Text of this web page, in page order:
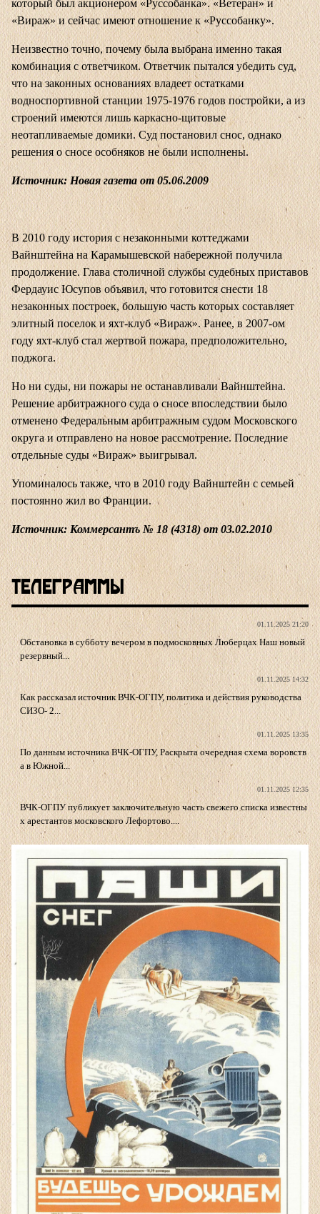
который был акционером «Руссобанка». «Ветеран» и
«Вираж» и сейчас имеют отношение к «Руссобанку».
Неизвестно точно, почему была выбрана именно такая
комбинация с ответчиком. Ответчик пытался убедить суд,
что на законных основаниях владеет остатками
водноспортивной станции 1975-1976 годов постройки, а из
строений имеются лишь каркасно-щитовые
неотапливаемые домики. Суд постановил снос, однако
решения о сносе особняков не были исполнены.
Источник: Новая газета от 05.06.2009
В 2010 году история с незаконными коттеджами
Вайнштейна на Карамышевской набережной получила
продолжение. Глава столичной службы судебных приставов
Фердауис Юсупов объявил, что готовится снести 18
незаконных построек, большую часть которых составляет
элитный поселок и яхт-клуб «Вираж». Ранее, в 2007-ом
году яхт-клуб стал жертвой пожара, предположительно,
поджога.
Но ни суды, ни пожары не останавливали Вайнштейна.
Решение арбитражного суда о сносе впоследствии было
отменено Федеральным арбитражным судом Московского
округа и отправлено на новое рассмотрение. Последние
отдельные суды «Вираж» выигрывал.
Упоминалось также, что в 2010 году Вайнштейн с семьей
постоянно жил во Франции.
Источник: Коммерсантъ № 18 (4318) от 03.02.2010
Телеграммы
01.11.2025 21:20
Обстановка в субботу вечером в подмосковных Люберцах Наш новый
резервный...
01.11.2025 14:32
Как рассказал источник ВЧК-ОГПУ, политика и действия руководства
СИЗО- 2...
01.11.2025 13:35
По данным источника ВЧК-ОГПУ, Раскрыта очередная схема воровств
а в Южной...
01.11.2025 12:35
ВЧК-ОГПУ публикует заключительную часть свежего списка известны
х арестантов московского Лефортово....